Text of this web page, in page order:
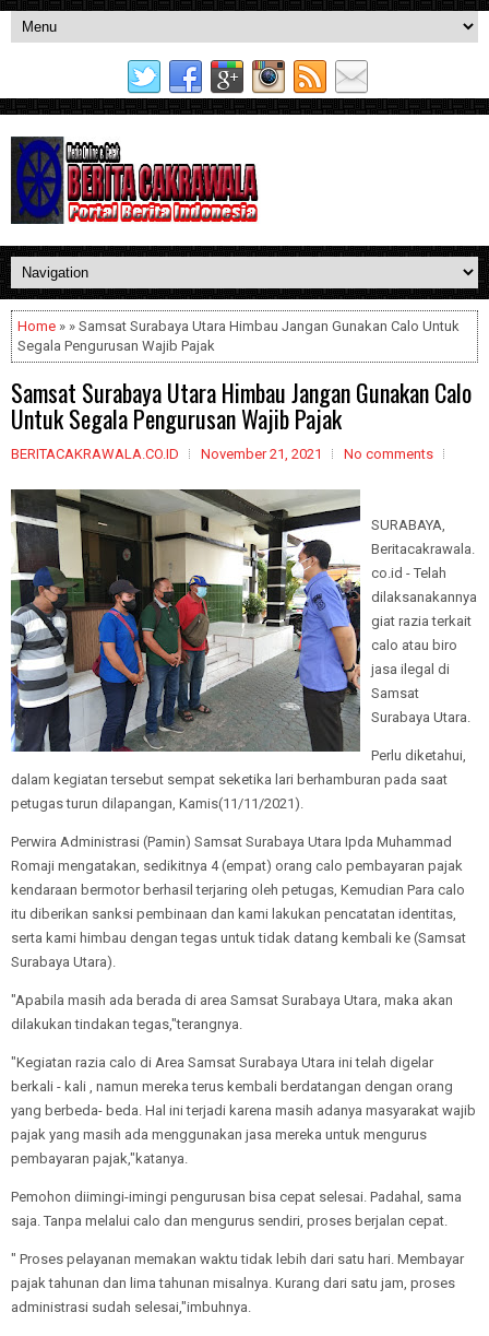
Home » » Samsat Surabaya Utara Himbau Jangan Gunakan Calo Untuk
Segala Pengurusan Wajib Pajak
Samsat Surabaya Utara Himbau Jangan Gunakan Calo
Untuk Segala Pengurusan Wajib Pajak
BERITACAKRAWALA.CO.ID November 21, 2021 No comments
SURABAYA,
Beritacakrawala.
co.id - Telah
dilaksanakannya
giat razia terkait
calo atau biro
jasa ilegal di
Samsat
Surabaya Utara.
Perlu diketahui,
dalam kegiatan tersebut sempat seketika lari berhamburan pada saat
petugas turun dilapangan, Kamis(11/11/2021).
Perwira Administrasi (Pamin) Samsat Surabaya Utara Ipda Muhammad
Romaji mengatakan, sedikitnya 4 (empat) orang calo pembayaran pajak
kendaraan bermotor berhasil terjaring oleh petugas, Kemudian Para calo
itu diberikan sanksi pembinaan dan kami lakukan pencatatan identitas,
serta kami himbau dengan tegas untuk tidak datang kembali ke (Samsat
Surabaya Utara).
"Apabila masih ada berada di area Samsat Surabaya Utara, maka akan
dilakukan tindakan tegas,"terangnya.
"Kegiatan razia calo di Area Samsat Surabaya Utara ini telah digelar
berkali - kali , namun mereka terus kembali berdatangan dengan orang
yang berbeda- beda. Hal ini terjadi karena masih adanya masyarakat wajib
pajak yang masih ada menggunakan jasa mereka untuk mengurus
pembayaran pajak,"katanya.
Pemohon diimingi-imingi pengurusan bisa cepat selesai. Padahal, sama
saja. Tanpa melalui calo dan mengurus sendiri, proses berjalan cepat.
" Proses pelayanan memakan waktu tidak lebih dari satu hari. Membayar
pajak tahunan dan lima tahunan misalnya. Kurang dari satu jam, proses
administrasi sudah selesai,"imbuhnya.